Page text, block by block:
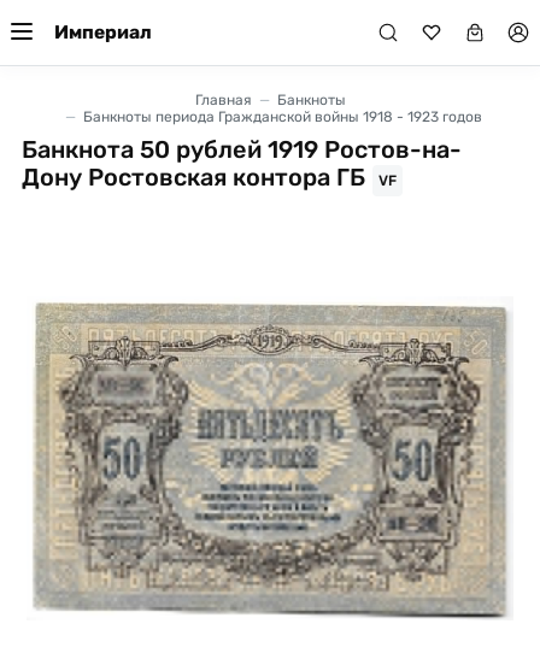
Империал
Главная
Банкноты
Банкноты периода Гражданской войны 1918 - 1923 годов
Банкнота 50 рублей 1919 Ростов-на-
Дону Ростовская контора ГБ
VF